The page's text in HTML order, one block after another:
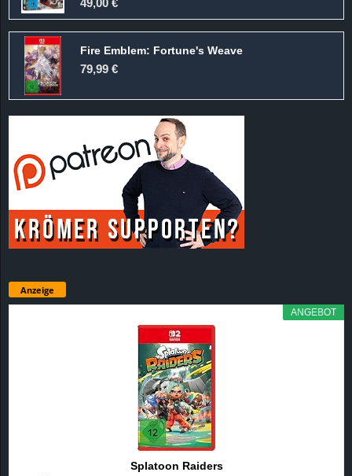
Fire Emblem: Fortune's Weave
79,99 €
Anzeige
ANGEBOT
Splatoon Raiders